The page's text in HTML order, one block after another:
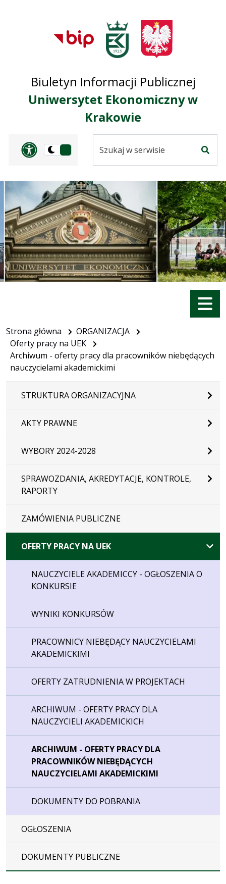
Przejdź do
głównego menu
Przejdź do treści
Przejdź do mapy
serwisu
Biuletyn Informacji Publicznej
Uniwersytet Ekonomiczny w
Krakowie
Panel dostosowania
Przełącz
ciemną
serwisie
Menu
Strona główna
ORGANIZACJA
Oferty pracy na UEK
Archiwum - oferty pracy dla pracowników niebędących
nauczycielami akademickimi
STRUKTURA ORGANIZACYJNA
AKTY PRAWNE
WYBORY 2024-2028
SPRAWOZDANIA, AKREDYTACJE, KONTROLE,
RAPORTY
ZAMÓWIENIA PUBLICZNE
OFERTY PRACY NA UEK
NAUCZYCIELE AKADEMICCY - OGŁOSZENIA O
KONKURSIE
WYNIKI KONKURSÓW
PRACOWNICY NIEBĘDĄCY NAUCZYCIELAMI
AKADEMICKIMI
OFERTY ZATRUDNIENIA W PROJEKTACH
ARCHIWUM - OFERTY PRACY DLA
NAUCZYCIELI AKADEMICKICH
ARCHIWUM - OFERTY PRACY DLA
PRACOWNIKÓW NIEBĘDĄCYCH
NAUCZYCIELAMI AKADEMICKIMI
DOKUMENTY DO POBRANIA
OGŁOSZENIA
DOKUMENTY PUBLICZNE